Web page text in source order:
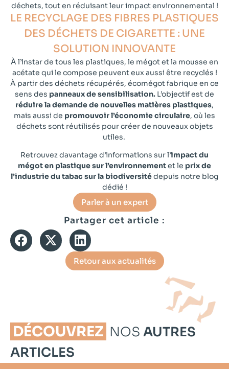
déchets, tout en réduisant leur impact environnemental !
LE RECYCLAGE DES FIBRES PLASTIQUES
DES DÉCHETS DE CIGARETTE : UNE
SOLUTION INNOVANTE​
À l’instar de tous les plastiques, le mégot et la mousse en
acétate qui le compose peuvent eux aussi être recyclés !
À partir des déchets récupérés, écomégot fabrique en ce
sens des panneaux de sensibilisation. L’objectif est de
réduire la demande de nouvelles matières plastiques,
mais aussi de promouvoir l’économie circulaire, où les
déchets sont réutilisés pour créer de nouveaux objets
utiles.
Retrouvez davantage d’informations sur l’impact du
mégot en plastique sur l’environnementet le prix de
l’industrie du tabac sur la biodiversitédepuis notre blog
dédié !
Parler à un expert
Partager cet article :
Retour aux actualités
DÉCOUVREZ NOS AUTRES
ARTICLES